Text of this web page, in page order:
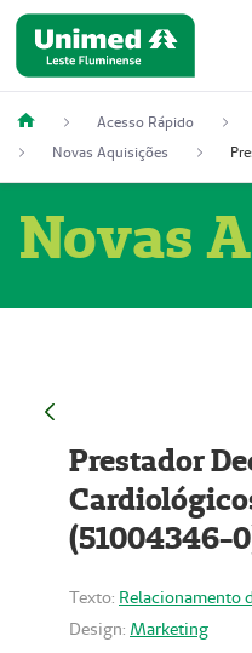
Acesso Rápido
Novas Aquisições
Novas
Prestador
(51004346-
Texto: Relacionamento
Design: Marketing